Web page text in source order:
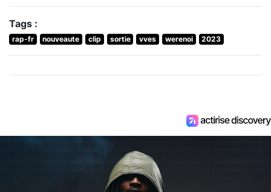
Tags :
rap-fr nouveaute clip sortie vves werenoi 2023